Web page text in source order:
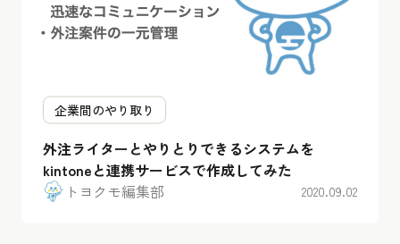
企業間のやり取り
外注ライターとやりとりできるシステムを
kintoneと連携サービスで作成してみた
トヨクモ編集部
2020.09.02